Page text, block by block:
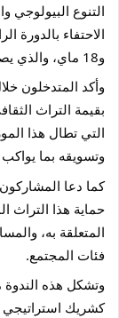
التنوع البيولوجي
و18 ماي، والذي يصادف اليوم العالمي للمباني والمواقع.
وأكد المتدخلون
بقيمة التراث
التي تطال هذا
وتسويقه بما يواكب
كما دعا
حماية هذا التراث
المتعلقة به،
فئات المجتمع.
وتشكل هذه الندوة
كشريك